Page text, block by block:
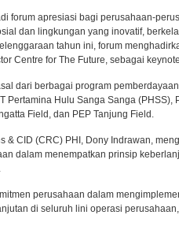
forum apresiasi bagi perusahaan-
dan lingkungan yang inovatif,
tahun ini, forum
Centre for The Future, sebagai
dari berbagai program
Pertamina Hulu Sanga Sanga (PHSS),
Field, dan PEP Tanjung Field.
& CID (CRC) PHI, Dony Indrawan,
dalam menempatkan prinsip
perusahaan dalam
di seluruh lini operasi